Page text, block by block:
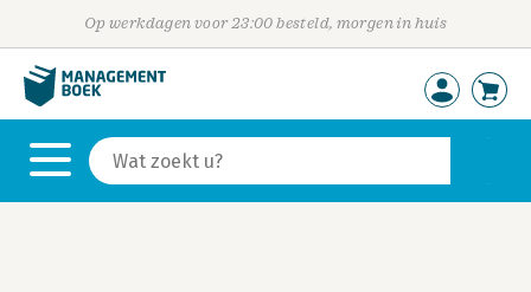
Op werkdagen voor 23:00 besteld, morgen in huis